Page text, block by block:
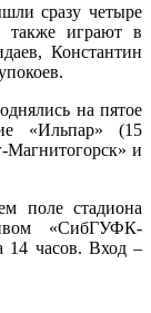
сразу четыре
также играют в
Константин
на пятое
«Ильпар» (15
Магнитогорск» и
поле стадиона
«СибГУФК-
14 часов. Вход –